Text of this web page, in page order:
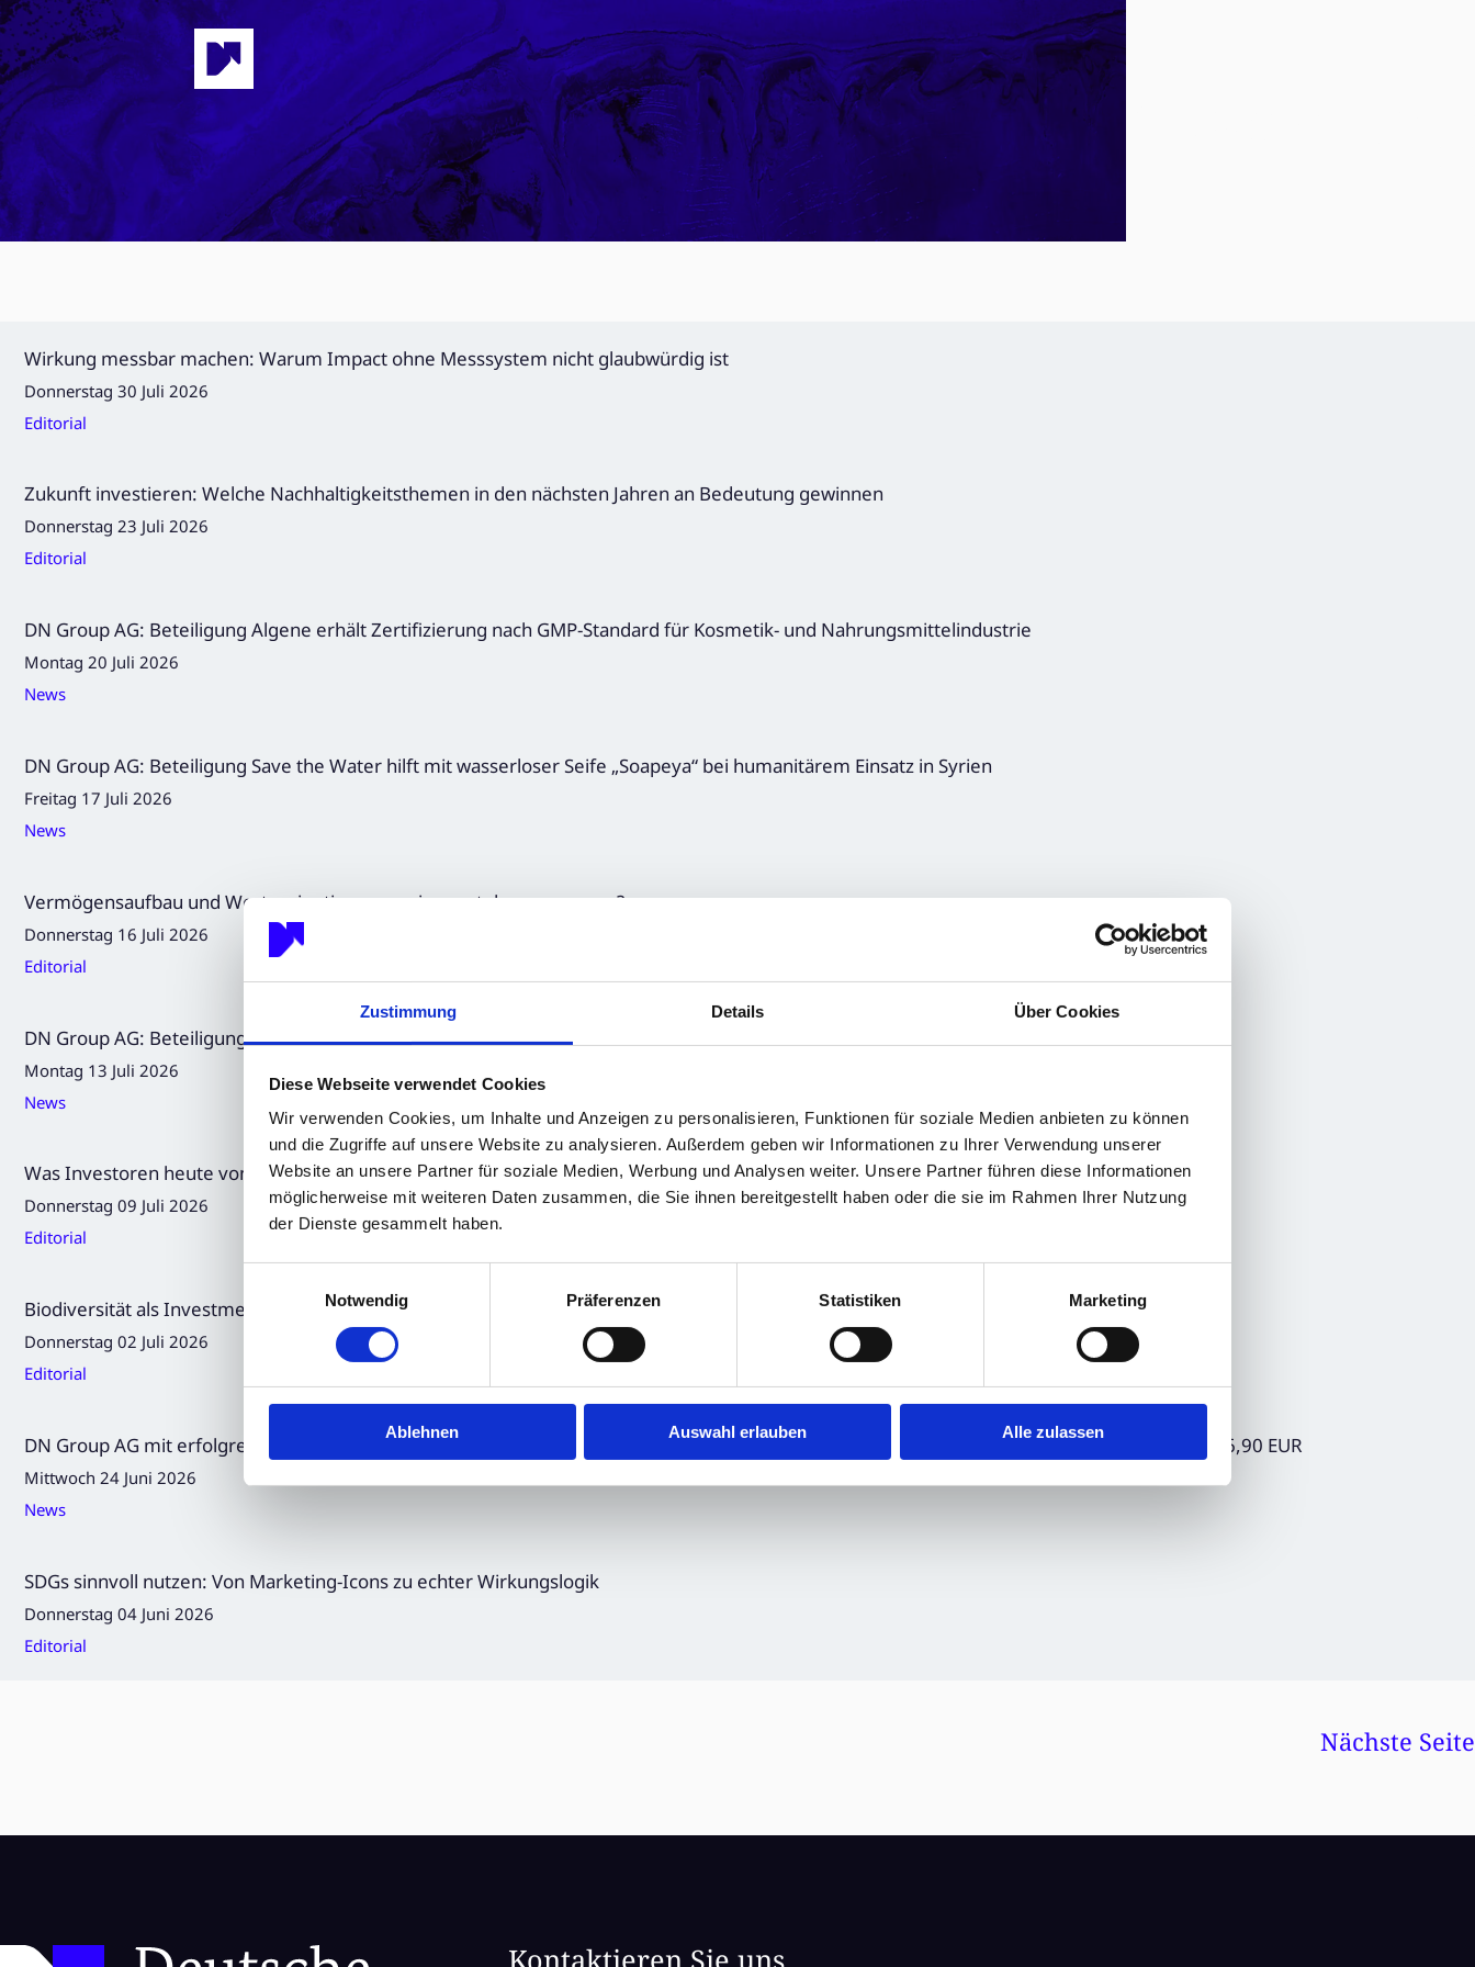
Zustimmung Details Über Cookies
Diese Webseite verwendet Cookies
Wir verwenden Cookies, um Inhalte und Anzeigen zu personalisieren, Funktionen für soziale Medien anbieten zu können
und die Zugriffe auf unsere Website zu analysieren. Außerdem geben wir Informationen zu Ihrer Verwendung unserer
Website an unsere Partner für soziale Medien, Werbung und Analysen weiter. Unsere Partner führen diese Informationen
möglicherweise mit weiteren Daten zusammen, die Sie ihnen bereitgestellt haben oder die sie im Rahmen Ihrer Nutzung
der Dienste gesammelt haben.
Notwendig
Präferenzen Statistiken Marketing
Ablehnen Auswahl erlauben Alle zulassen
Wirkung messbar machen: Warum Impact ohne Messsystem nicht glaubwürdig ist
Donnerstag 30 Juli 2026
Editorial
Zukunft investieren: Welche Nachhaltigkeitsthemen in den nächsten Jahren an Bedeutung gewinnen
Donnerstag 23 Juli 2026
Editorial
DN Group AG: Beteiligung Algene erhält Zertifizierung nach GMP-Standard für Kosmetik- und Nahrungsmittelindustrie
Montag 20 Juli 2026
News
DN Group AG: Beteiligung Save the Water hilft mit wasserloser Seife „Soapeya“ bei humanitärem Einsatz in Syrien
Freitag 17 Juli 2026
News
Vermögensaufbau und Werteorientierung – wie passt das zusammen?
Donnerstag 16 Juli 2026
Editorial
DN Group AG: Beteiligung Algene startet Serienproduktion hochwertiger Mikroalgen
Montag 13 Juli 2026
News
Was Investoren heute von nachhaltigen Unternehmen erwarten
Donnerstag 09 Juli 2026
Editorial
Biodiversität als Investment-Thema: Warum Naturkapital der nächste ESG-Fokus wird
Donnerstag 02 Juli 2026
Editorial
DN Group AG mit erfolgreicher Hauptversammlung / Neue Research-Berichte empfehlen Aktie mit „Kaufen“ und Kursziel von 6,20 EUR bzw. 6,90 EUR
Mittwoch 24 Juni 2026
News
SDGs sinnvoll nutzen: Von Marketing-Icons zu echter Wirkungslogik
Donnerstag 04 Juni 2026
Editorial
Nächste Seite
Kontaktieren Sie uns